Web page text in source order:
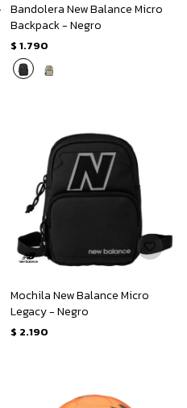
Bandolera New Balance Micro
Backpack - Negro
$ 1.790
Mochila New Balance Micro
Legacy - Negro
$ 2.190